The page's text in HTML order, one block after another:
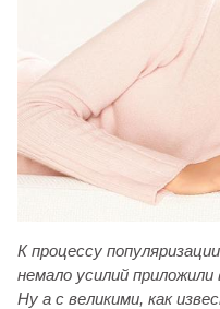
К процессу
немало усилий
Ну а с великими, как